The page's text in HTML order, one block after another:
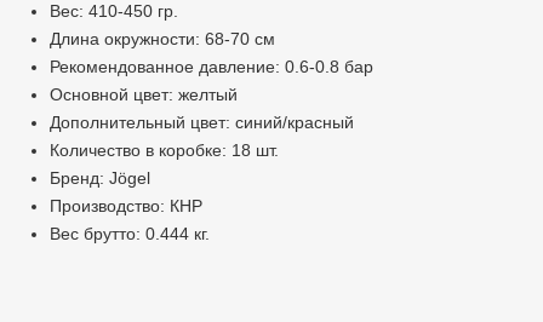
Вес: 410-450 гр.
Длина окружности: 68-70 см
Рекомендованное давление: 0.6-0.8 бар
Основной цвет: желтый
Дополнительный цвет: синий/красный
Количество в коробке: 18 шт.
Бренд: Jögel
Производство: КНР
Вес брутто: 0.444 кг.